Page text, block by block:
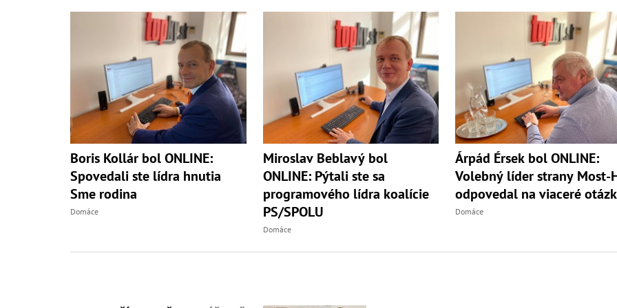
Boris Kollár bol ONLINE:
Spovedali ste lídra hnutia
Sme rodina
Domáce
Miroslav Beblavý bol
ONLINE: Pýtali ste sa
programového lídra koalície
PS/SPOLU
Domáce
Árpád Érsek bol ONLINE:
Volebný líder strany Most-
odpovedal na viaceré
Domáce